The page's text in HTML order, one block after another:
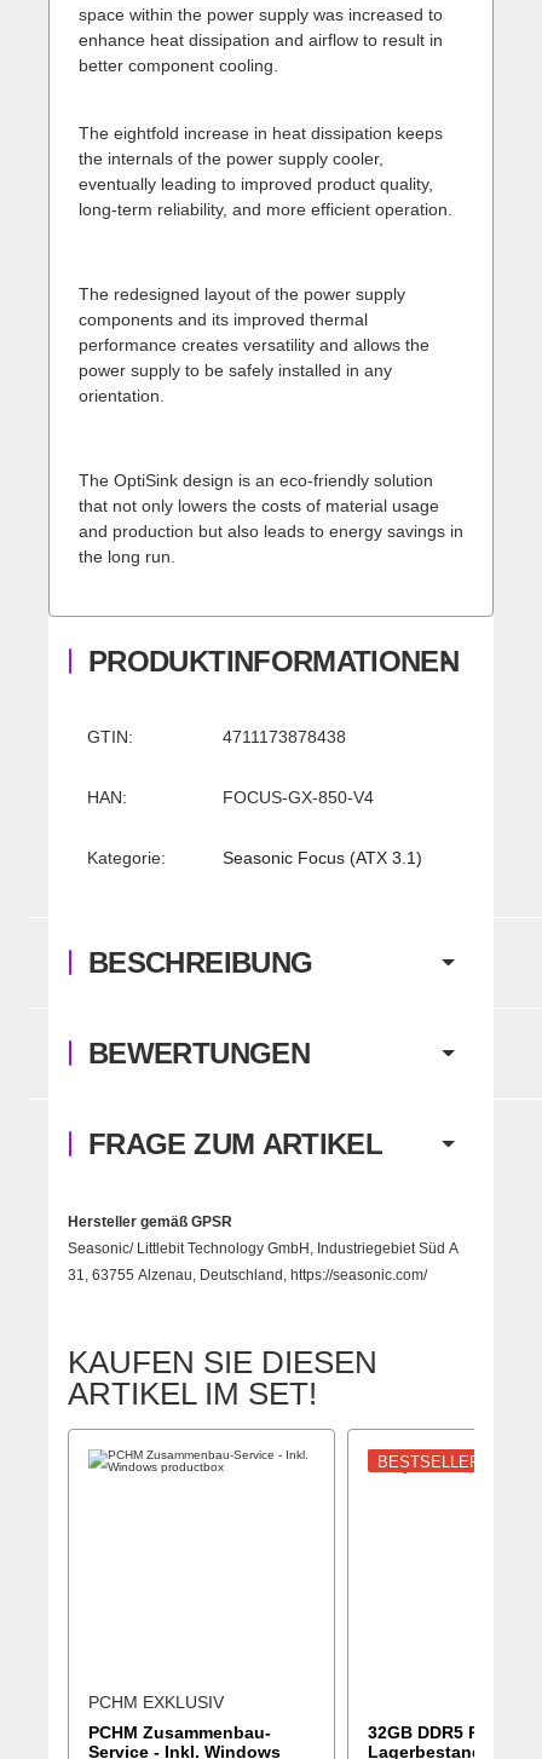
space within the power supply was increased to
enhance heat dissipation and airflow to result in
better component cooling.
The eightfold increase in heat dissipation keeps
the internals of the power supply cooler,
eventually leading to improved product quality,
long-term reliability, and more efficient operation.
The redesigned layout of the power supply
components and its improved thermal
performance creates versatility and allows the
power supply to be safely installed in any
orientation.
The OptiSink design is an eco-friendly solution
that not only lowers the costs of material usage
and production but also leads to energy savings in
the long run.
PRODUKTINFORMATIONEN
Produkteigenschaft
Wert
GTIN: 4711173878438
HAN: FOCUS-GX-850-V4
Kategorie: Seasonic Focus (ATX 3.1)
BESCHREIBUNG
BEWERTUNGEN
FRAGE ZUM ARTIKEL
Hersteller gemäß GPSR
Seasonic/ Littlebit Technology GmbH, Industriegebiet Süd A
31, 63755 Alzenau, Deutschland, https://seasonic.com/
KAUFEN SIE DIESEN
ARTIKEL IM SET!
PCHM EXKLUSIV
PCHM Zusammenbau-
Service - Inkl. Windows
BESTSELLER
32GB DDR5 RAM
Lagerbestand